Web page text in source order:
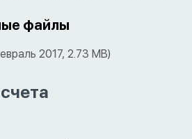
файлы
2017, 2.73 MB)